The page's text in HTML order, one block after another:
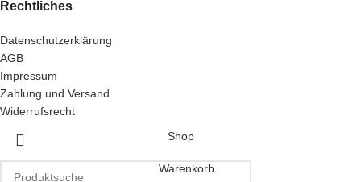
Rechtliches
Datenschutzerklärung
AGB
Impressum
Zahlung und Versand
Widerrufsrecht
Shop
Warenkorb